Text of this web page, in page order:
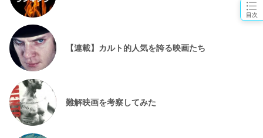
目次
【連載】カルト的人気を誇る映画たち
難解映画を考察してみた